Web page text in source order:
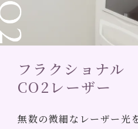
フラクショナル
CO2レーザー
無数の微細なレーザー光